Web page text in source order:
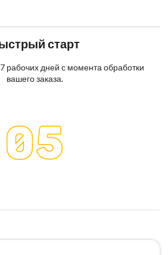
старт
рабочих дней с момента обработки
вашего заказа.